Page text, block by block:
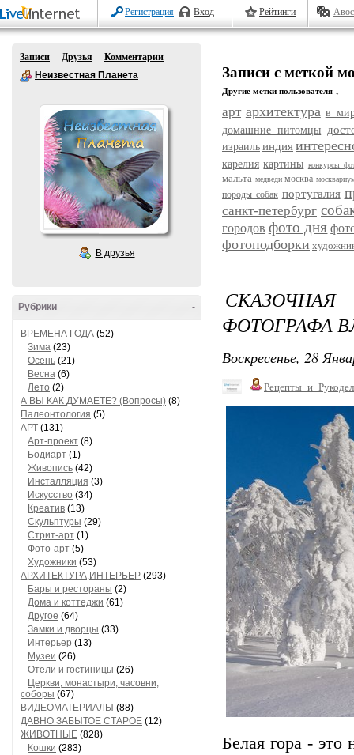
Регистрация Вход Рейтинги
Записи Друзья
Комментарии
Неизвестная Планета
В друзья
-
Рубрики
ВРЕМЕНА ГОДА (52)
Зима (23)
Осень (21)
Весна (6)
Лето (2)
А ВЫ КАК ДУМАЕТЕ? (Вопросы) (8)
Палеонтология (5)
АРТ (131)
Арт-проект (8)
Бодиарт (1)
Живопись (42)
Инсталляция (3)
Искусство (34)
Креатив (13)
Скульптуры (29)
Стрит-арт (1)
Фото-арт (5)
Художники (53)
АРХИТЕКТУРА,ИНТЕРЬЕР (293)
Бары и рестораны (2)
Дома и коттеджи (61)
Другое (64)
Замки и дворцы (33)
Интерьер (13)
Музеи (26)
Отели и гостиницы (26)
Церкви, монастыри, часовни,
соборы (67)
ВИДЕОМАТЕРИАЛЫ (88)
ДАВНО ЗАБЫТОЕ СТАРОЕ (12)
ЖИВОТНЫЕ (828)
Кошки (283)
Записи с меткой
Другие метки пользователя ↓
арт архитектура в
домашние питомцы
израиль индия
карелия картины конкурсы
мальта медведи москва
породы собак португалия
санкт-петербург
городов фото дня
фотоподборки
ФОТОГРАФА
Воскресенье, 28
Белая гора - это